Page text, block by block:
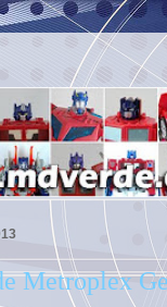
Metroplex